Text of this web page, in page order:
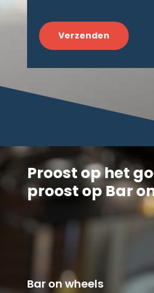
Proost op het
proost op Bar
Bar on wheels